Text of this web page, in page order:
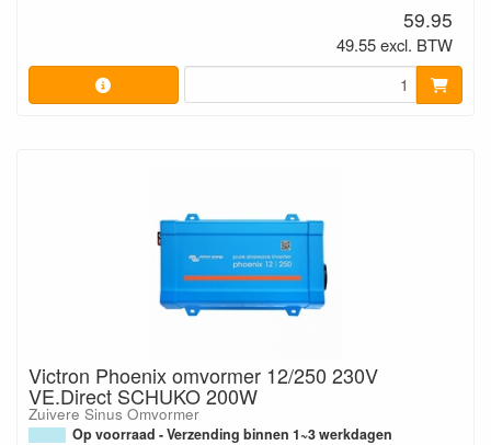
59.95
49.55 excl. BTW
Victron Phoenix omvormer 12/250 230V
VE.Direct SCHUKO 200W
Zuivere Sinus Omvormer
Op voorraad - Verzending binnen 1~3 werkdagen